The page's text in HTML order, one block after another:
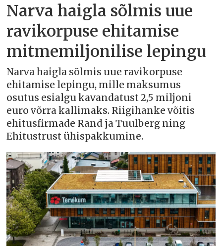
Narva haigla sõlmis uue
ravikorpuse ehitamise
mitmemiljonilise lepingu
Narva haigla sõlmis uue ravikorpuse
ehitamise lepingu, mille maksumus
osutus esialgu kavandatust 2,5 miljoni
euro võrra kallimaks. Riigihanke võitis
ehitusfirmade Rand ja Tuulberg ning
Ehitustrust ühispakkumine.